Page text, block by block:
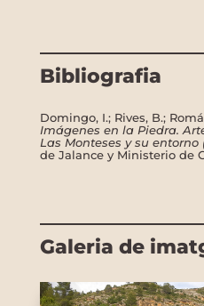
Bibliografia
Domingo, I.; Rives, B.;
Imágenes en la Piedra.
Las Monteses y su entorno
de Jalance y Ministerio de
Galeria de